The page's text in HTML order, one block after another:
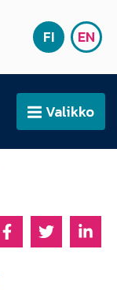
SUOMI
FI EN
AvaaValikko
Jaa Facebookissa
Jaa Jaa